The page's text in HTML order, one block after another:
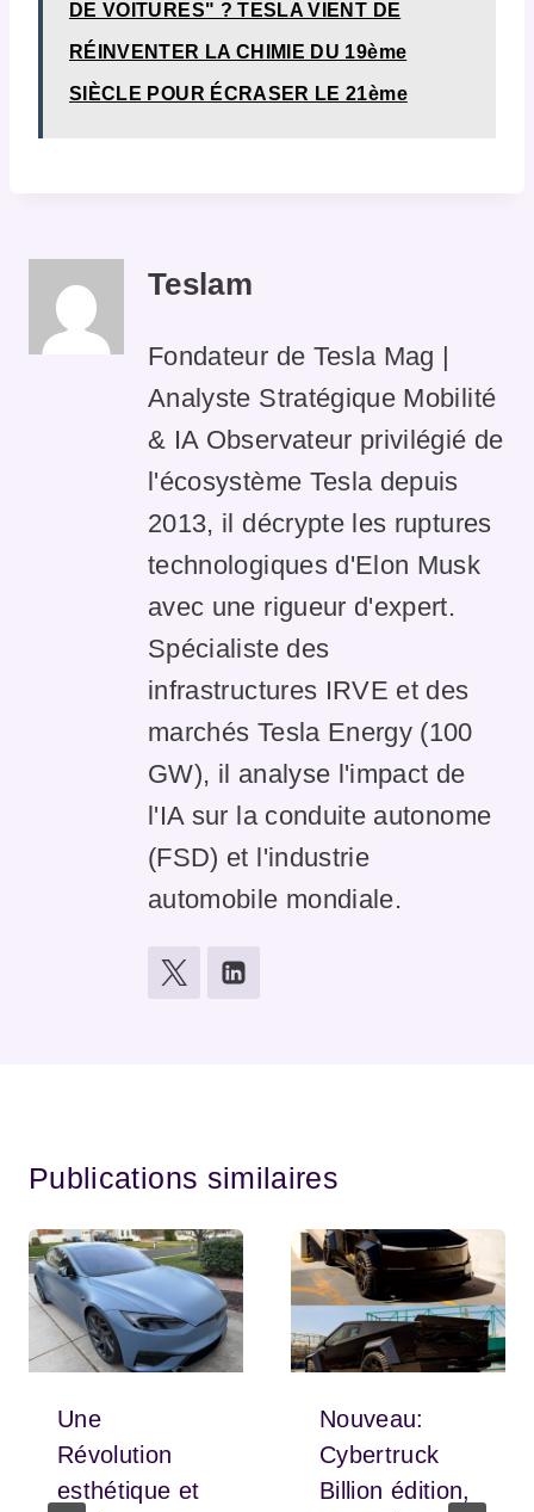
DE VOITURES" ? TESLA VIENT DE
RÉINVENTER LA CHIMIE DU 19ème
SIÈCLE POUR ÉCRASER LE 21ème
Teslam
Fondateur de Tesla Mag |
Analyste Stratégique Mobilité
& IA Observateur privilégié de
l'écosystème Tesla depuis
2013, il décrypte les ruptures
technologiques d'Elon Musk
avec une rigueur d'expert.
Spécialiste des
infrastructures IRVE et des
marchés Tesla Energy (100
GW), il analyse l'impact de
l'IA sur la conduite autonome
(FSD) et l'industrie
automobile mondiale.
Publications similaires
Une
Révolution
esthétique et
Nouveau:
Cybertruck
Billion édition,